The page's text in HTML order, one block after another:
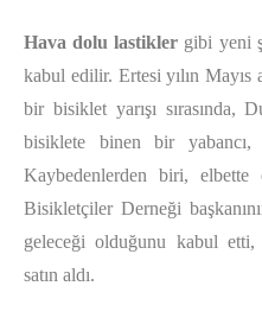
Hava dolu lastikler gibi yeni
kabul edilir. Ertesi yılın Mayıs
bir bisiklet yarışı sırasında,
bisiklete binen bir yabancı,
Kaybedenlerden biri,
Bisikletçiler Derneği
geleceği olduğunu kabul
satın aldı.